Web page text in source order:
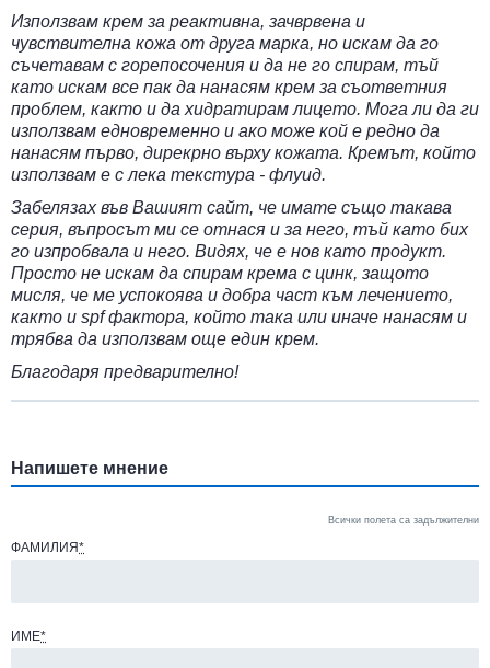
Използвам крем за реактивна, зачврвена и
чувствителна кожа от друга марка, но искам да го
съчетавам с горепосочения и да не го спирам, тъй
като искам все пак да нанасям крем за съответния
проблем, както и да хидратирам лицето. Мога ли да ги
използвам едновременно и ако може кой е редно да
нанасям първо, дирекрно върху кожата. Кремът, който
използвам е с лека текстура - флуид.
Забелязах във Вашият сайт, че имате също такава
серия, въпросът ми се отнася и за него, тъй като бих
го изпробвала и него. Видях, че е нов като продукт.
Просто не искам да спирам крема с цинк, защото
мисля, че ме успокоява и добра част към лечението,
както и spf фактора, който така или иначе нанасям и
трябва да използвам още един крем.
Благодаря предварително!
Напишете мнение
Всички полета са задължителни
ФАМИЛИЯ*
ИМЕ*